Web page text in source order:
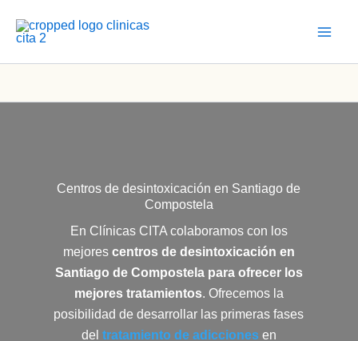
Centros de desintoxicación en Santiago de
Compostela
En Clínicas CITA colaboramos con los
mejores centros de desintoxicación en
Santiago de Compostela para ofrecer los
mejores tratamientos. Ofrecemos la
posibilidad de desarrollar las primeras fases
del tratamiento de adiccionesen